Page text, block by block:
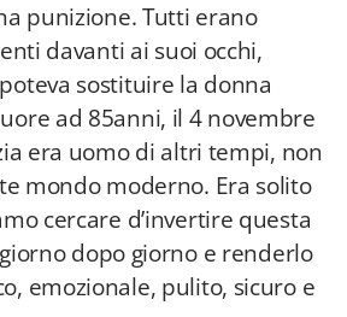
punizione. Tutti erano
davanti ai suoi occhi,
sostituire la donna
ad 85anni, il 4 novembre
era uomo di altri tempi, non
mondo moderno. Era solito
cercare d’invertire questa
dopo giorno e renderlo
emozionale, pulito, sicuro e